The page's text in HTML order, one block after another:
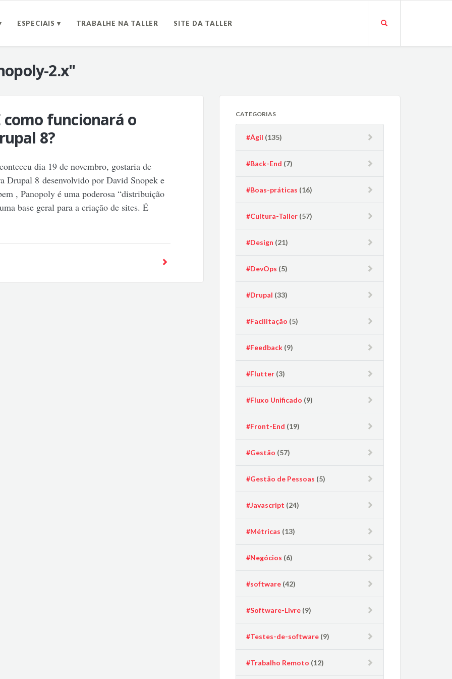
ESPECIAIS ▾ TRABALHE NA TALLER SITE DA TALLER
2.x"
como funcionará o
8?
dia 19 de novembro, gostaria de
Drupal 8 desenvolvido por David Snopek e
, Panopoly é uma poderosa “distribuição
base geral para a criação de sites. É
CATEGORIAS
#Ágil (135)
#Back-End (7)
#Boas-práticas (16)
#Cultura-Taller (57)
#Design (21)
#DevOps (5)
#Drupal (33)
#Facilitação (5)
#Feedback (9)
#Flutter (3)
#Fluxo Unificado (9)
#Front-End (19)
#Gestão (57)
#Gestão de Pessoas (5)
#Javascript (24)
#Métricas (13)
#Negócios (6)
#software (42)
#Software-Livre (9)
#Testes-de-software (9)
#Trabalho Remoto (12)